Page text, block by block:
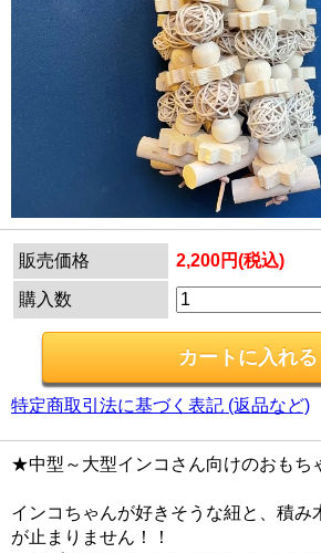
販売価格 2,200円(税込)
購入数
特定商取引法に基づく表記 (返品など)
★中型～大型インコさん向けのおもち
インコちゃんが好きそうな紐と、積み
が止まりません！！